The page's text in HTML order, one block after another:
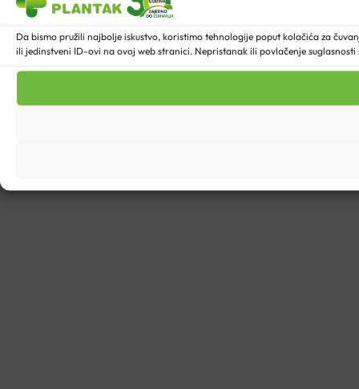
Da bismo pružili najbolje iskustvo, koristimo tehnologije poput kolačića za
ili jedinstveni ID-ovi na ovoj web stranici. Nepristanak ili povlačenje